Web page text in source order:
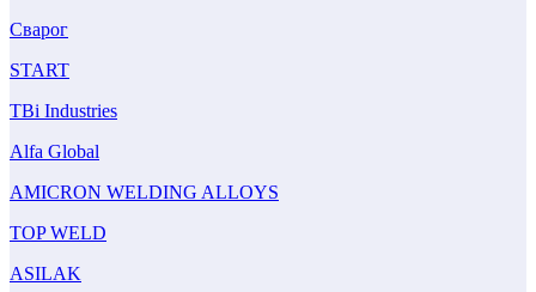
Сварог
START
TBi Industries
Alfa Global
AMICRON WELDING ALLOYS
TOP WELD
ASILAK